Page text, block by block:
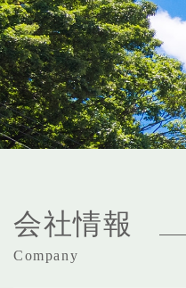
会社情報
Company